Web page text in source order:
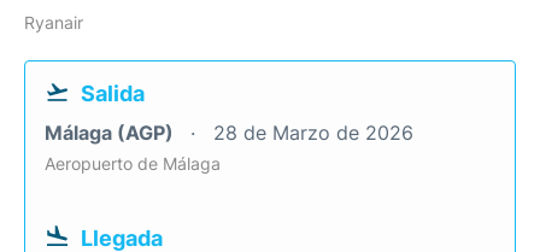
Ryanair
Salida
Málaga (AGP) 28 de Marzo de 2026
Aeropuerto de Málaga
Llegada